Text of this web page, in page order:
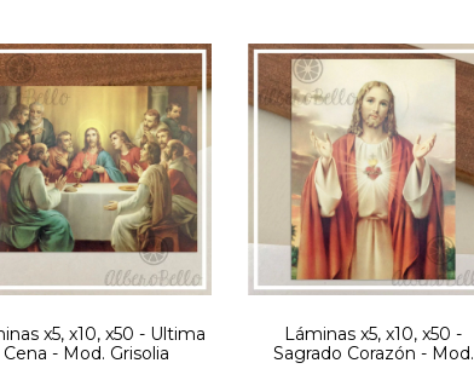
x5, x10, x50 - Ultima
Cena - Mod. Grisolia
Láminas x5, x10, x50 -
Sagrado Corazón - Mod.